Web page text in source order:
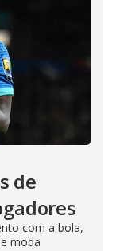
de
com a bola,
moda